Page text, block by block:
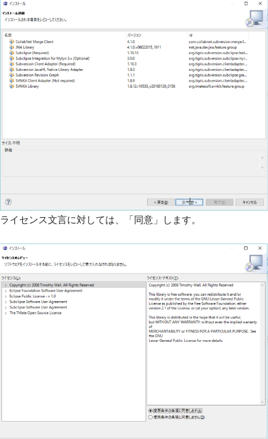
ライセンス文言に対しては、「同意」します。